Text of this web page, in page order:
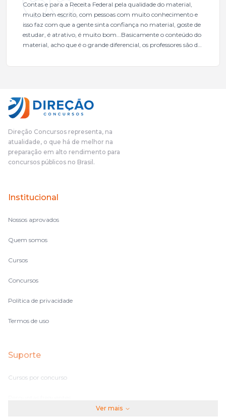
Contas e para a Receita Federal pela qualidade do material,
muito bem escrito, com pessoas com muito conhecimento e
isso faz com que a gente sinta confiança no material, goste de
estudar, é atrativo, é muito bom...Basicamente o conteúdo do
material, acho que é o grande diferencial, os professores são de
mais excelentes cargos da administração pública.Eu sempre
fundamental na minha derrota no ano passado para que eu
pudesse enxergar o que eu errei e corrigir minha rota.E além
das aulas vocês(Direção Concursos), que fizeram um
o aluno, além de ter que estudar, ele tem que perder tempo
fazendo um cronograma, num pós- edital é muito
complicado, é uma avalanche de informação, então vocês
terem feito isso é muito bacana, porque quando eu me sentia
no volume de matérias.
Direção Concursos representa, na
atualidade, o que há de melhor na
preparação em alto rendimento para
concursos públicos no Brasil.
Institucional
Nossos aprovados
Quem somos
Cursos
Concursos
Política de privacidade
Termos de uso
Suporte
Cursos por concurso
Ver mais